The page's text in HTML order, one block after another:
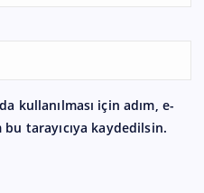
kullanılması için adım, e-
tarayıcıya kaydedilsin.